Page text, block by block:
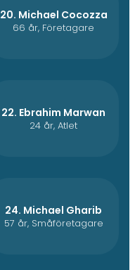
20. Michael Cocozza
66 år, Företagare
22. Ebrahim Marwan
24 år, Atlet
24. Michael Gharib
57 år, Småföretagare